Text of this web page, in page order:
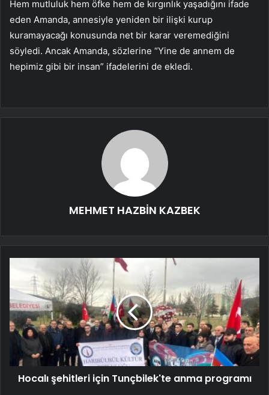
Hem mutluluk hem öfke hem de kırgınlık yaşadığını ifade
eden Amanda, annesiyle yeniden bir ilişki kurup
kuramayacağı konusunda net bir karar veremediğini
söyledi. Ancak Amanda, sözlerine “Yine de annem de
hepimiz gibi bir insan” ifadelerini de ekledi.
MEHMET HAZBİN KAZBEK
Hocalı şehitleri için Tunçbilek'te anma programı